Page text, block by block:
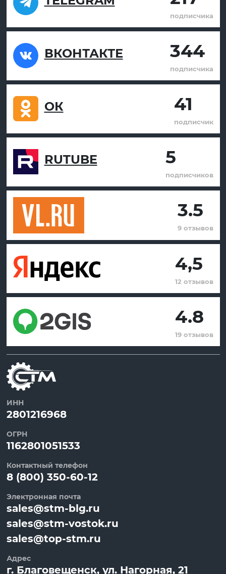
подписчика
ВКОНТАКТЕ 344
подписчика
ОК 41
подписчик
RUTUBE 5
подписчиков
3.5
9 отзывов
4,5
12 отзывов
4.8
19 отзывов
ИНН
2801216968
ОГРН
1162801051533
Контактный телефон
8 (800) 350-60-12
Электронная почта
sales@stm-blg.ru
sales@stm-vostok.ru
sales@top-stm.ru
Адрес
г. Благовещенск, ул. Нагорная, 21